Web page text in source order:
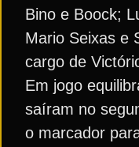
Bino e Boock;
Mario Seixas e
cargo de
Em jogo
saíram no
o marcador